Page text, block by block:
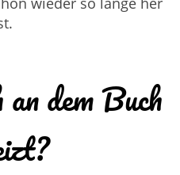
dem Buch